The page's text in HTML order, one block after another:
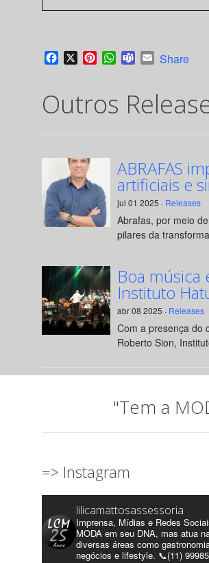
Facebook
X PinterestWhatsApp
TeamsEmail
Share
Outros
ABRAFAS
artificiais e
jul 01 2025 · Releases
Abrafas, por meio
pilares da
Boa música
Instituto
abr 08 2025 · Releases
Com a presença do
Roberto Sion,
"Tem a
=> Instagram
lilicamattosassessoria
Imprensa, Mídias e Redes
MODA em seu DNA, mas atua
diversas áreas como
negócios e lifestyle. 📞(11)